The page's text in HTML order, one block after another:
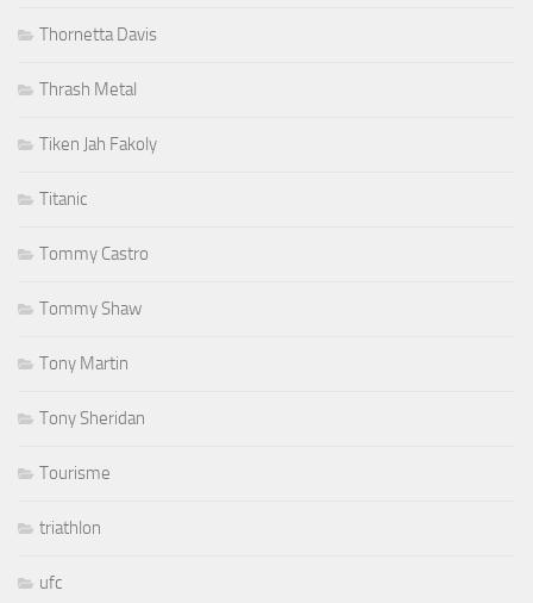
Thornetta Davis
Thrash Metal
Tiken Jah Fakoly
Titanic
Tommy Castro
Tommy Shaw
Tony Martin
Tony Sheridan
Tourisme
triathlon
ufc